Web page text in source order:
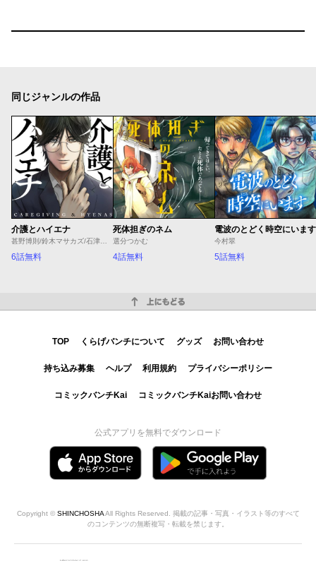
同じジャンルの作品
介護とハイエナ
甚野博則/鈴木マサカズ/石津のぞみ
6話無料
死体担ぎのネム
選分つかむ
4話無料
電波のとどく時空にいます
今村翠
5話無料
TOP くらげバンチについて グッズ お問い合わせ
持ち込み募集 ヘルプ 利用規約 プライバシーポリシー
コミックバンチKai コミックバンチKaiお問い合わせ
公式アプリを無料でダウンロード
Copyright © SHINCHOSHAAll Rights Reserved. 掲載の記事・写真・イラスト等のすべて
のコンテンツの無断複写・転載を禁じます。